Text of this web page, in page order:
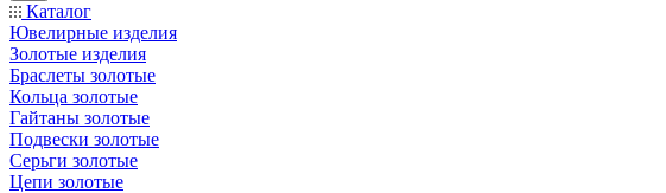
Каталог
Ювелирные изделия
Золотые изделия
Браслеты золотые
Кольца золотые
Гайтаны золотые
Подвески золотые
Серьги золотые
Цепи золотые